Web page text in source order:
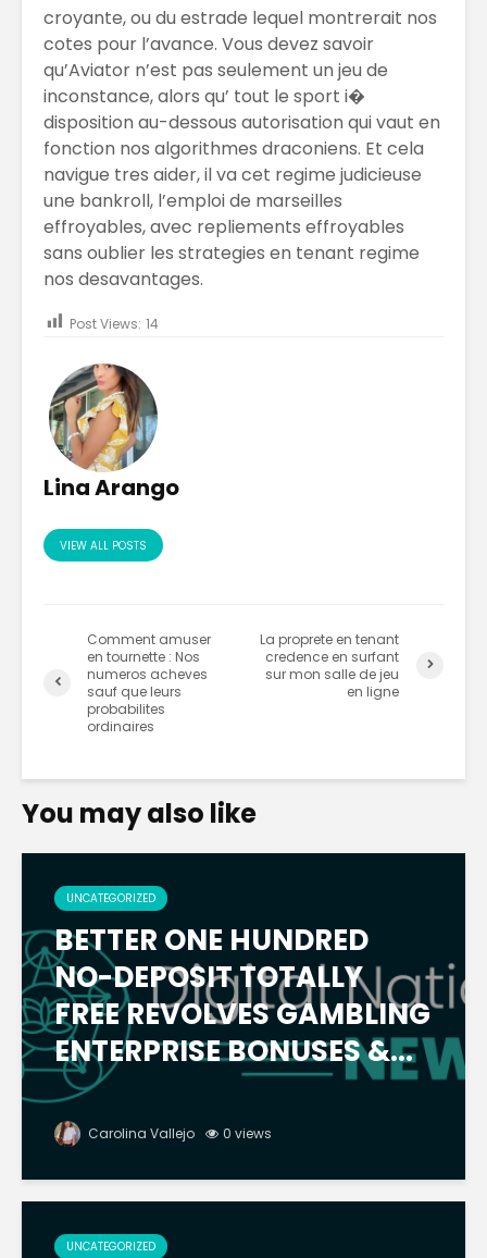
croyante, ou du estrade lequel montrerait nos
cotes pour l’avance. Vous devez savoir
qu’Aviator n’est pas seulement un jeu de
inconstance, alors qu’ tout le sport i�
disposition au-dessous autorisation qui vaut en
fonction nos algorithmes draconiens. Et cela
navigue tres aider, il va cet regime judicieuse
une bankroll, l’emploi de marseilles
effroyables, avec repliements effroyables
sans oublier les strategies en tenant regime
nos desavantages.
Post Views: 14
Lina Arango
VIEW ALL POSTS
Comment amuser
en tournette : Nos
numeros acheves
sauf que leurs
probabilites
ordinaires
La proprete en tenant
credence en surfant
sur mon salle de jeu
en ligne
You may also like
UNCATEGORIZED
BETTER ONE HUNDRED
NO-DEPOSIT TOTALLY
FREE REVOLVES GAMBLING
ENTERPRISE BONUSES &...
Carolina Vallejo 0 views
UNCATEGORIZED